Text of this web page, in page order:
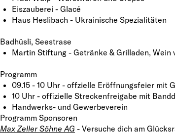
Eiszauberei - Glacé
Haus Heslibach - Ukrainische Spezialitäten
Badhüsli, Seestrase
Martin Stiftung - Getränke & Grilladen,
Programm
09.15 - 10 Uhr - offzielle Eröffnungsfeier mit
10 Uhr - offizielle Streckenfreigabe mit
Handwerks- und Gewerbeverein
Programm Sponsoren
Max Zeller Söhne AG - Versuche dich am